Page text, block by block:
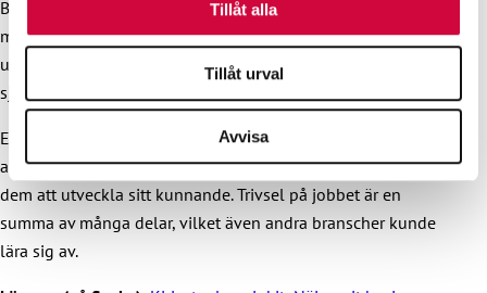
Tillåt alla
Tillåt urval
Avvisa
Bibliotekens personal mår bra, och har lyckats vända även
motgångar till framgångar. Så var fallet till exempel
under
(länken på finska) när personalen
själv fick utveckla sitt arbete i en svår situation.
Enligt JHL:s utredning stöder biblioteksbranschens
arbetsgivare sina arbetstagare och reserverar arbetstid för
dem att utveckla sitt kunnande. Trivsel på jobbet är en
summa av många delar, vilket även andra branscher kunde
lära sig av.